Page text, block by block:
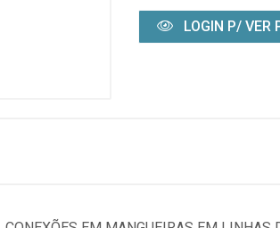
LOGIN P/ VER